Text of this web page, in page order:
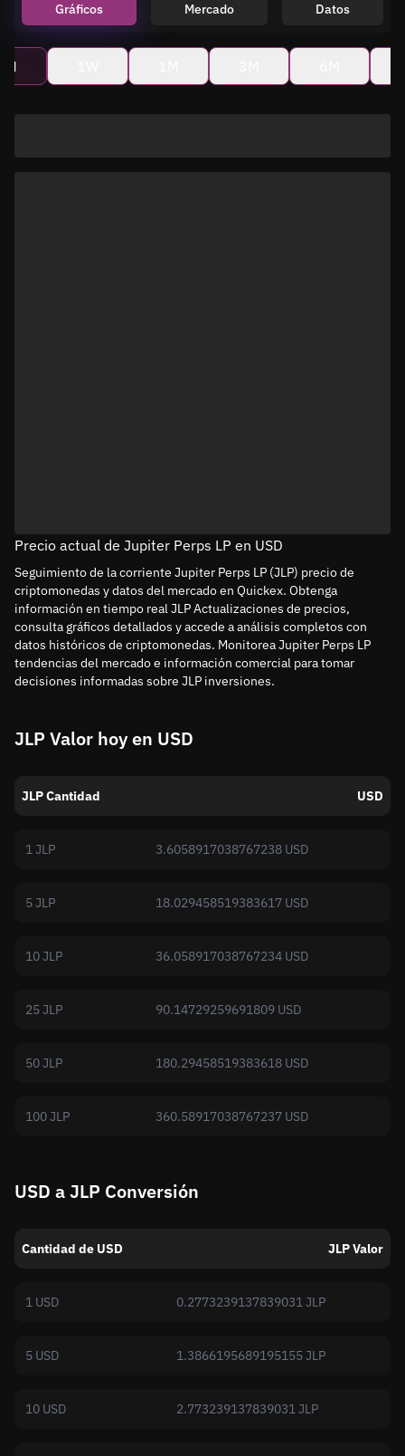
Gráficos Mercado Datos
Precio actual de Jupiter Perps LP en USD
Seguimiento de la corriente Jupiter Perps LP (JLP) precio de
criptomonedas y datos del mercado en Quickex. Obtenga
información en tiempo real JLP Actualizaciones de precios,
consulta gráficos detallados y accede a análisis completos con
datos históricos de criptomonedas. Monitorea Jupiter Perps LP
tendencias del mercado e información comercial para tomar
decisiones informadas sobre JLP inversiones.
JLP Valor hoy en USD
JLP Cantidad USD
1 JLP 3.6058917038767238 USD
5 JLP 18.029458519383617 USD
10 JLP 36.058917038767234 USD
25 JLP 90.14729259691809 USD
50 JLP 180.29458519383618 USD
100 JLP 360.58917038767237 USD
USD a JLP Conversión
Cantidad de USD JLP Valor
1 USD 0.2773239137839031 JLP
5 USD 1.3866195689195155 JLP
10 USD 2.773239137839031 JLP